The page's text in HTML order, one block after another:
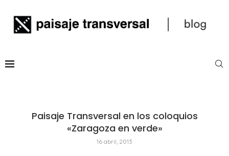
Paisaje Transversal en los coloquios
«Zaragoza en verde»
16 abril, 2013